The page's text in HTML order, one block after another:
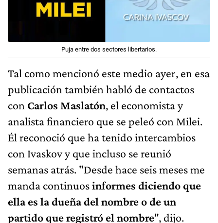
publicación también habló de contactos
conCarlos Maslatón, el economista y
analista financiero que se peleó con Milei.
Él reconoció que ha tenido intercambios
con Ivaskov y que incluso se reunió
semanas atrás. "Desde hace seis meses
manda continuosinformes diciendo que
ella es la dueña del nombre o de un
partido que registró el nombre", dijo.